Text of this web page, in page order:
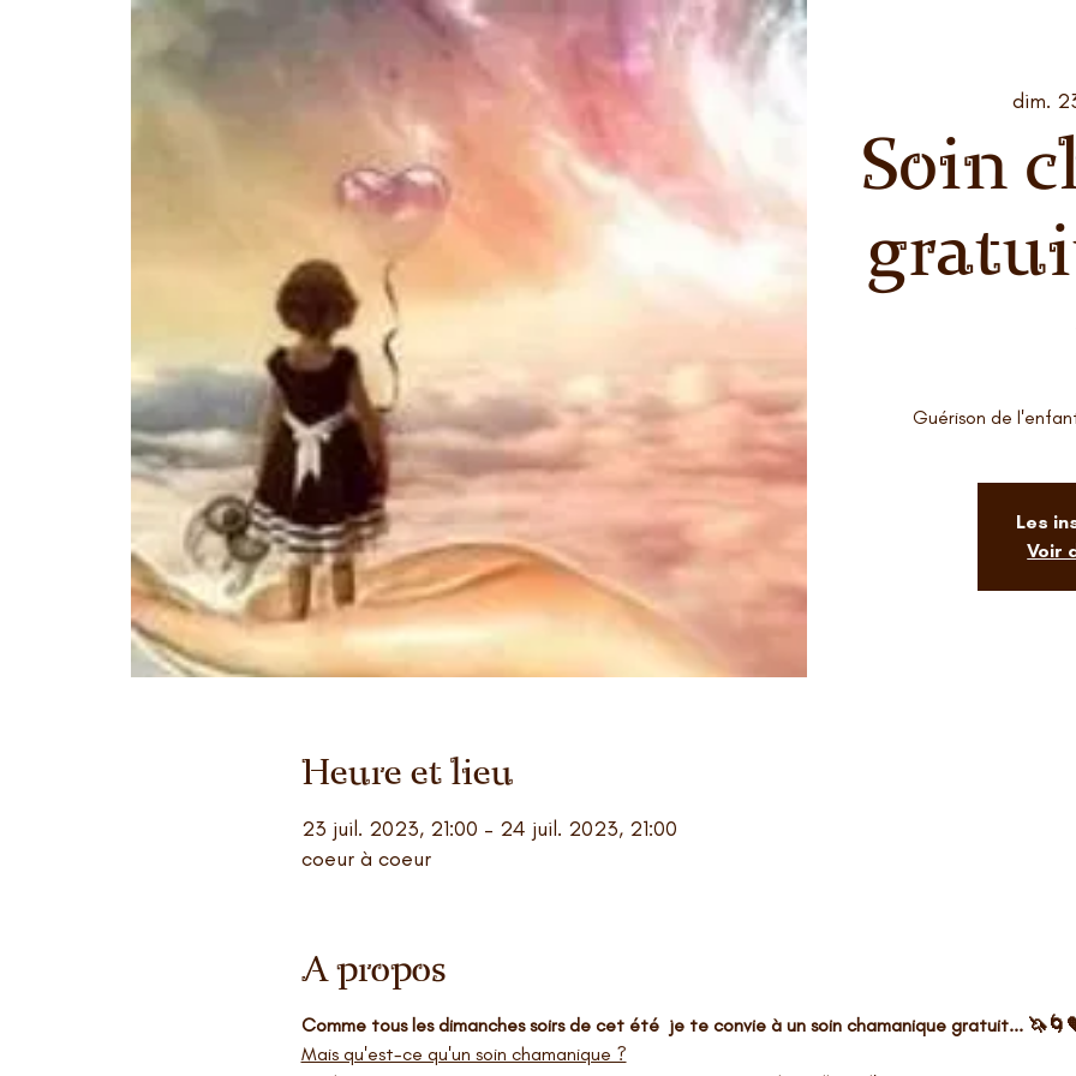
dim.
Soin
Guérison de
Les
Voir
Heure et lieu
23 juil. 2023, 21:00 – 24 juil. 2023, 21:00
coeur à coeur
A propos
Comme tous les dimanches soirs de cet été  je te convie à un soin chamanique gratuit...
Mais qu'est-ce qu'un soin chamanique ?